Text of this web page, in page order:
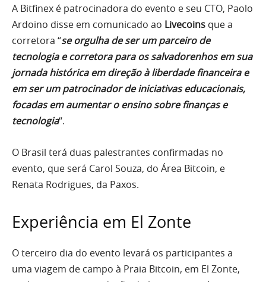
A Bitfinex é patrocinadora do evento e seu CTO, Paolo
Ardoino disse em comunicado ao Livecoins que a
corretora “se orgulha de ser um parceiro de
tecnologia e corretora para os salvadorenhos em sua
jornada histórica em direção à liberdade financeira e
em ser um patrocinador de iniciativas educacionais,
focadas em aumentar o ensino sobre finanças e
tecnologia“.
O Brasil terá duas palestrantes confirmadas no
evento, que será Carol Souza, do Área Bitcoin, e
Renata Rodrigues, da Paxos.
Experiência em El Zonte
O terceiro dia do evento levará os participantes a
uma viagem de campo à Praia Bitcoin, em El Zonte,